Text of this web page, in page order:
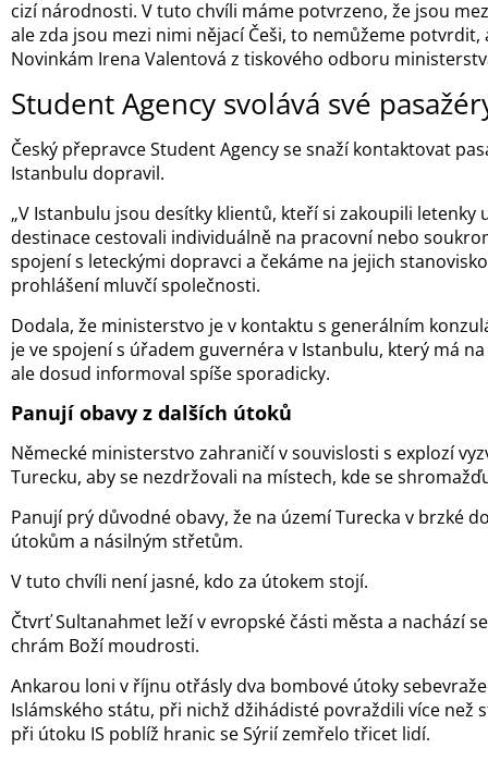
cizí národnosti. V tuto chvíli máme potvrzeno, že jsou
ale zda jsou mezi nimi nějací Češi, to nemůžeme potvrdit,
Novinkám Irena Valentová z tiskového odboru
Student Agency svolává své
Český přepravce Student Agency se snaží kontaktovat
Istanbulu dopravil.
„V Istanbulu jsou desítky klientů, kteří si zakoupili letenky
destinace cestovali individuálně na pracovní nebo
spojení s leteckými dopravci a čekáme na jejich
prohlášení mluvčí společnosti.
Dodala, že ministerstvo je v kontaktu s generálním
je ve spojení s úřadem guvernéra v Istanbulu, který má
ale dosud informoval spíše sporadicky.
Panují obavy z dalších útoků
Německé ministerstvo zahraničí v souvislosti s explozí
Turecku, aby se nezdržovali na místech, kde se
Panují prý důvodné obavy, že na území Turecka v brzké
útokům a násilným střetům.
V tuto chvíli není jasné, kdo za útokem stojí.
Čtvrť Sultanahmet leží v evropské části města a nachází
chrám Boží moudrosti.
Ankarou loni v říjnu otřásly dva bombové útoky
Islámského státu, při nichž džihádisté povraždili více než
při útoku IS poblíž hranic se Sýrií zemřelo třicet lidí.